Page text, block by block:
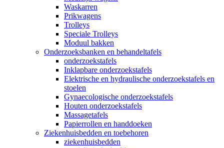
Waskarren
Prikwagens
Trolleys
Speciale Trolleys
Moduul bakken
Onderzoeksbanken en behandeltafels
onderzoekstafels
Inklapbare onderzoekstafels
Elektrische en hydraulische onderzoekstafels en
stoelen
Gynaecologische onderzoekstafels
Houten onderzoekstafels
Massagetafels
Papierrollen en handdoeken
Ziekenhuisbedden en toebehoren
ziekenhuisbedden